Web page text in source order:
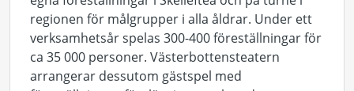
regionen för målgrupper i alla åldrar. Under ett
verksamhetsår spelas 300-400 föreställningar för
ca 35 000 personer. Västerbottensteatern
arrangerar dessutom gästspel med